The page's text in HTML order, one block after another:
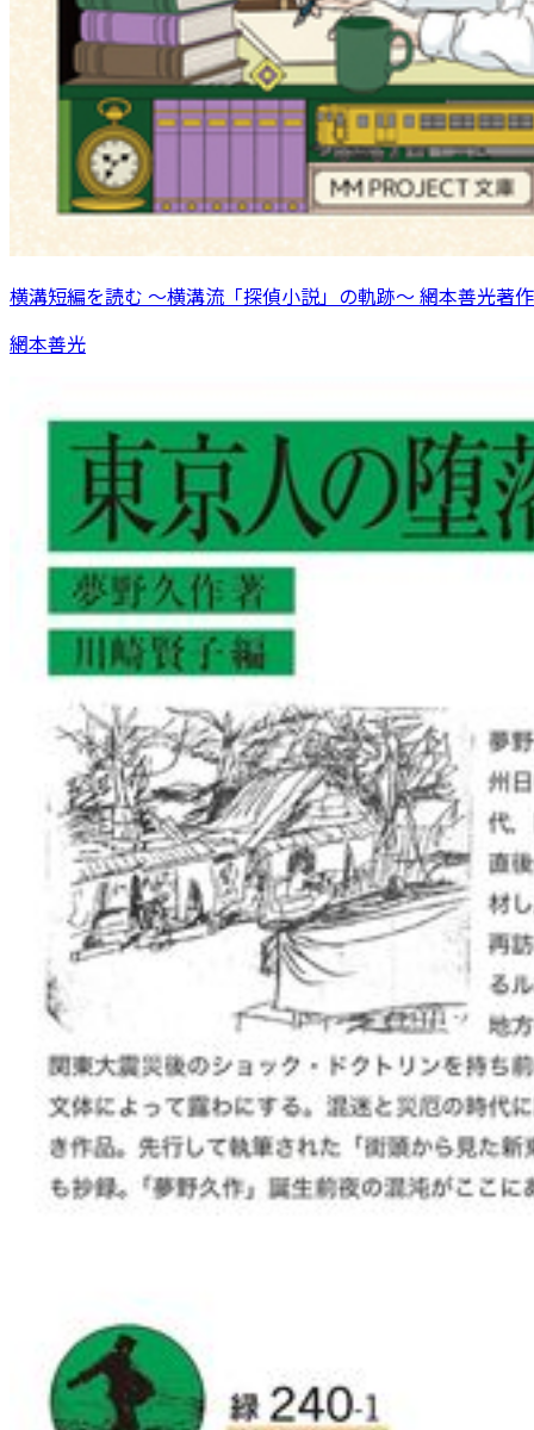
横溝短編を読む 〜横溝流「探偵小説」の軌跡〜 網本善光著
網本善光